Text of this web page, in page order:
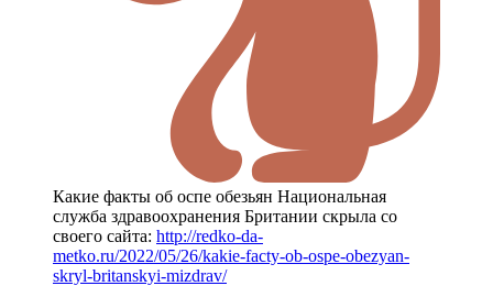
Какие факты об оспе обезьян Национальная
служба здравоохранения Британии скрыла со
своего сайта: http://redko-da-
metko.ru/2022/05/26/kakie-facty-ob-ospe-obezyan-
skryl-britanskyi-mizdrav/